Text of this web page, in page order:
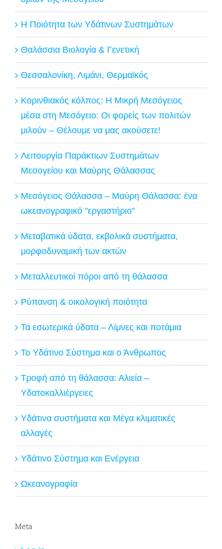
Η Ποιότητα των Υδάτινων Συστημάτων
Θαλάσσια Βιολογία & Γενετική
Θεσσαλονίκη, Λιμάνι, Θερμαϊκός
Κορινθιακός κόλπος: Η Μικρή Μεσόγειος
μέσα στη Μεσόγειο: Οι φορείς των πολιτών
μιλούν – Θέλουμε να μας ακούσετε!
Λειτουργία Παράκτιων Συστημάτων
Μεσογείου και Μαύρης Θάλασσας
Μεσόγειος Θάλασσα – Μαύρη Θάλασσα: ένα
ωκεανογραφικό "εργαστήριο"
Μεταβατικά ύδατα, εκβολικά συστήματα,
μορφοδυναμική των ακτών
Μεταλλευτικοί πόροι από τη θάλασσα
Ρύπανση & οικολογική ποιότητα
Τα εσωτερικά ύδατα – Λίμνες και ποτάμια
Το Υδάτινο Σύστημα και ο Άνθρωπος
Τροφή από τη θάλασσα: Αλιεία –
Υδατοκαλλιέργειες
Υδάτινα συστήματα και Μέγα κλιματικές
αλλαγές
Υδάτινο Σύστημα και Ενέργεια
Ωκεανογραφία
Meta